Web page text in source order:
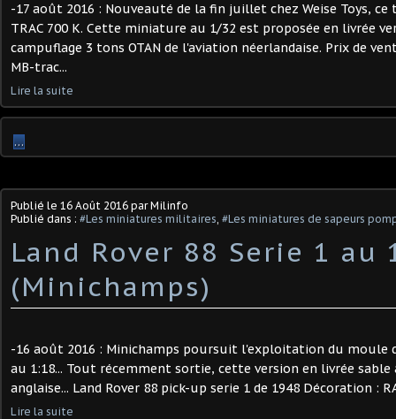
-17 août 2016 : Nouveauté de la fin juillet chez Weise Toys, ce
TRAC 700 K. Cette miniature au 1/32 est proposée en livrée
campuflage 3 tons OTAN de l'aviation néerlandaise. Prix de
MB-trac...
Lire la suite
…
Publié le 16 Août 2016 par Milinfo
Publié dans : #Les miniatures militaires, #Les miniatures de sapeurs
Land Rover 88 Serie 1 au
(Minichamps)
-16 août 2016 : Minichamps poursuit l'exploitation du moule
au 1:18... Tout récemment sortie, cette version en livrée
anglaise... Land Rover 88 pick-up serie 1 de 1948 Décoration :
Lire la suite